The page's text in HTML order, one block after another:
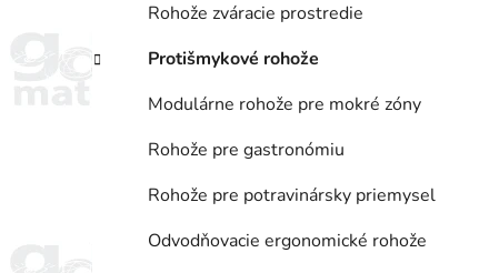
Rohože zváracie prostredie
Protišmykové rohože
Modulárne rohože pre mokré zóny
Rohože pre gastronómiu
Rohože pre potravinársky priemysel
Odvodňovacie ergonomické rohože